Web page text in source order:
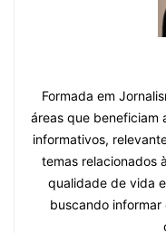
Formada em
áreas que beneficiam
informativos,
temas relacionados
qualidade de vida
buscando